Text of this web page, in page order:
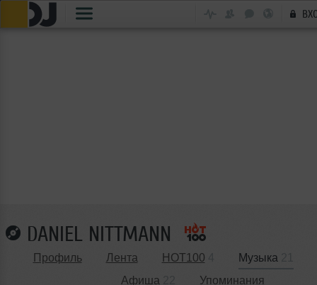
DANIEL NITTMANN
Профиль Лента HOT100 Музыка
Афиша
Упоминания